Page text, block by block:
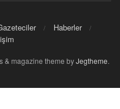
Haberler
& magazine theme byJegtheme.